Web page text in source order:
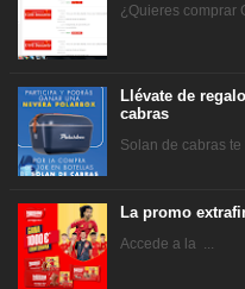
¿Quieres comprar
Llévate de
cabras
Solan de cabras te
La promo
Accede a la ...